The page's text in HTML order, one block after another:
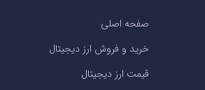
صفحه اصلی
خرید و فروش ارز دیجیتال
قیمت ارز دیجیتال